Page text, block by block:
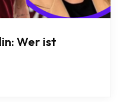
Wer ist